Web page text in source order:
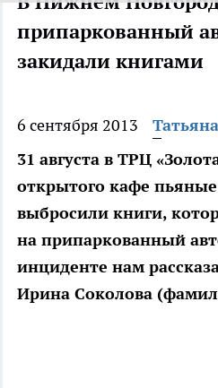
припаркованный
закидали книгами
6 сентября 2013
31 августа в ТРЦ
открытого кафе
выбросили книги,
на припаркованный
инциденте нам
Ирина Соколова